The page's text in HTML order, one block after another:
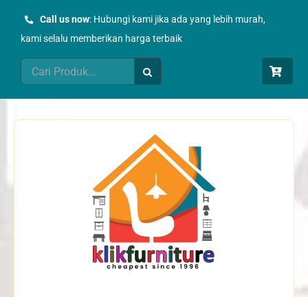
Call us now: Hubungi kami jika ada yang lebih murah,
kami selalu memberikan harga terbaik
Search
for: